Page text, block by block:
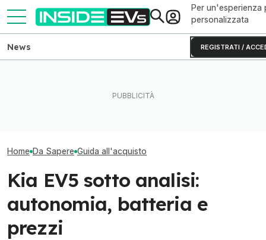
Per un'esperienza
personalizzata
REGISTRATI /
News
Home Da Sapere Guida all'acquisto
Kia EV5 sotto analisi:
autonomia, batteria e
prezzi